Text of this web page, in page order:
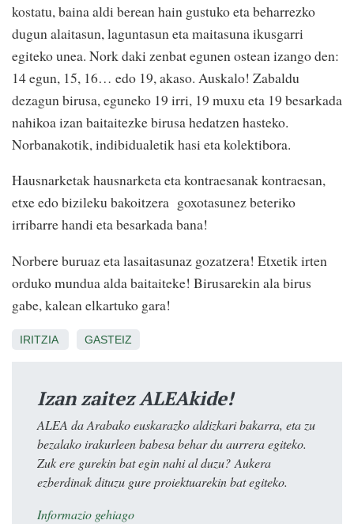
kostatu, baina aldi berean hain gustuko eta beharrezko
dugun alaitasun, laguntasun eta maitasuna ikusgarri
egiteko unea. Nork daki zenbat egunen ostean izango den:
14 egun, 15, 16… edo 19, akaso. Auskalo! Zabaldu
dezagun birusa, eguneko 19 irri, 19 muxu eta 19 besarkada
nahikoa izan baitaitezke birusa hedatzen hasteko.
Norbanakotik, indibidualetik hasi eta kolektibora.
Hausnarketak hausnarketa eta kontraesanak kontraesan,
etxe edo bizileku bakoitzera goxotasunez beteriko
irribarre handi eta besarkada bana!
Norbere buruaz eta lasaitasunaz gozatzera! Etxetik irten
orduko mundua alda baitaiteke! Birusarekin ala birus
gabe, kalean elkartuko gara!
IRITZIA GASTEIZ
Izan zaitez ALEAkide!
ALEA da Arabako euskarazko aldizkari bakarra, eta zu
bezalako irakurleen babesa behar du aurrera egiteko.
Zuk ere gurekin bat egin nahi al duzu? Aukera
ezberdinak dituzu gure proiektuarekin bat egiteko.
Informazio gehiago